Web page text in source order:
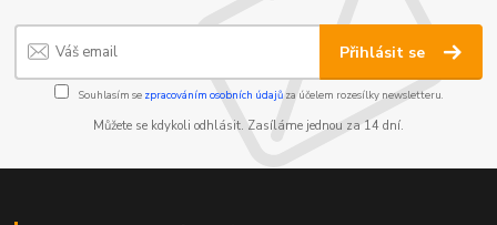
Přihlásit se
Souhlasím se zpracováním osobních údajůza účelem rozesílky newsletteru.
Můžete se kdykoli odhlásit. Zasíláme jednou za 14 dní.